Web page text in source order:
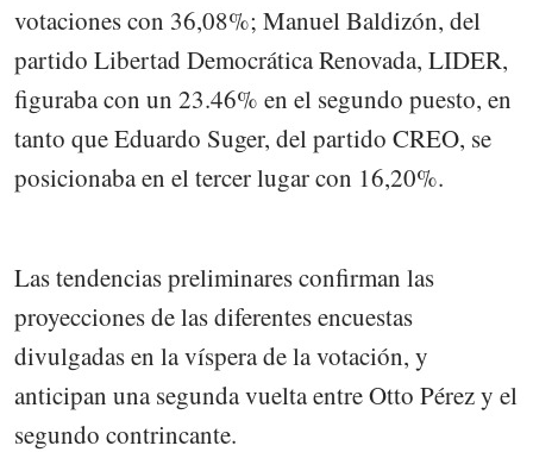
votaciones con 36,08%; Manuel Baldizón, del
partido Libertad Democrática Renovada, LIDER,
figuraba con un 23.46% en el segundo puesto, en
tanto que Eduardo Suger, del partido CREO, se
posicionaba en el tercer lugar con 16,20%.
Las tendencias preliminares confirman las
proyecciones de las diferentes encuestas
divulgadas en la víspera de la votación, y
anticipan una segunda vuelta entre Otto Pérez y el
segundo contrincante.